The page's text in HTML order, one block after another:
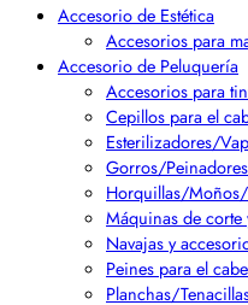
Accesorio de Estética
Accesorios para
Accesorio de Peluquería
Accesorios para
Cepillos para el
Esterilizadores/
Gorros/
Horquillas/
Máquinas de
Navajas y
Peines para el
Planchas/